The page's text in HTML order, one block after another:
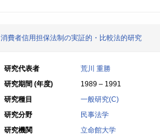
消費者信用担保法制の実証的・比較法的研究
研究代表者
荒川 重勝
研究期間 (年度)
1989 – 1991
研究種目
一般研究(C)
研究分野
民事法学
研究機関
立命館大学